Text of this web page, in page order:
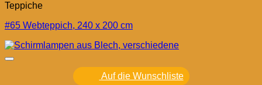
Teppiche
#65 Webteppich, 240 x 200 cm
Auf die Wunschliste